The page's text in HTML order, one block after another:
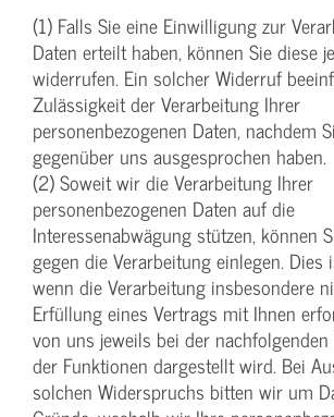
(1) Falls Sie eine Einwilligung zur
Daten erteilt haben, können Sie diese
widerrufen. Ein solcher Widerruf
Zulässigkeit der Verarbeitung Ihrer
personenbezogenen Daten, nachdem
gegenüber uns ausgesprochen haben.
(2) Soweit wir die Verarbeitung Ihrer
personenbezogenen Daten auf die
Interessenabwägung stützen, können
gegen die Verarbeitung einlegen. Dies
wenn die Verarbeitung insbesondere
Erfüllung eines Vertrags mit Ihnen
von uns jeweils bei der
der Funktionen dargestellt wird. Bei
solchen Widerspruchs bitten wir um